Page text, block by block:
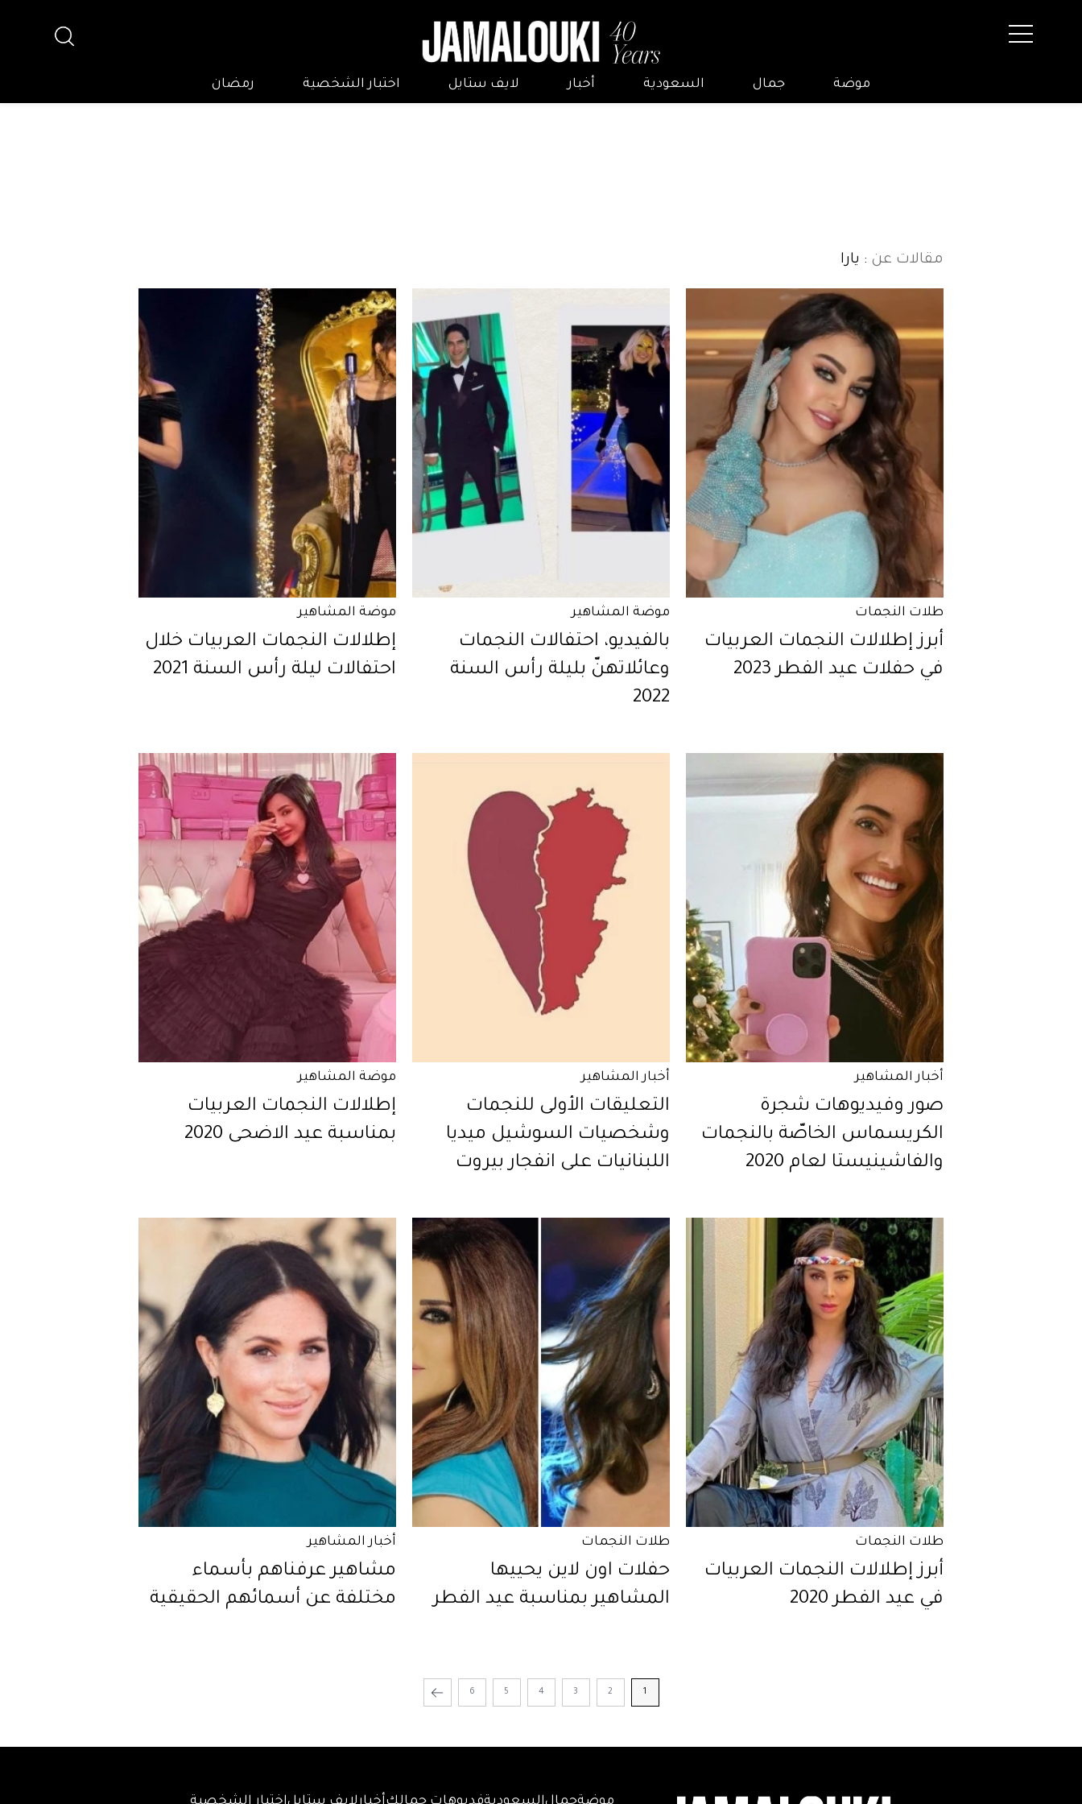
موضة جمال السعودية أخبار لايف ستايل اختبار الشخصية رمضان
مقالات عن : يارا
طلات النجمات
أبرز إطلالات النجمات العربيات
في حفلات عيد الفطر 2023
موضة المشاهير
بالفيديو، احتفالات النجمات
وعائلاتهنّ بليلة رأس السنة
2022
موضة المشاهير
إطلالات النجمات العربيات خلال
احتفالات ليلة رأس السنة 2021
أخبار المشاهير
صور وفيديوهات شجرة
الكريسماس الخاصّة بالنجمات
والفاشينيستا لعام 2020
أخبار المشاهير
التعليقات الأولى للنجمات
وشخصيات السوشيل ميديا
اللبنانيات على انفجار بيروت
موضة المشاهير
إطلالات النجمات العربيات
بمناسبة عيد الاضحى 2020
طلات النجمات
أبرز إطلالات النجمات العربيات
في عيد الفطر 2020
طلات النجمات
حفلات اون لاين يحييها
المشاهير بمناسبة عيد الفطر
أخبار المشاهير
مشاهير عرفناهم بأسماء
مختلفة عن أسمائهم الحقيقية
1
2
3
4
5
6